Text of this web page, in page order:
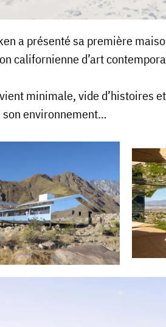
a présenté sa première
californienne d’art
minimale, vide d’histoires
son environnement…